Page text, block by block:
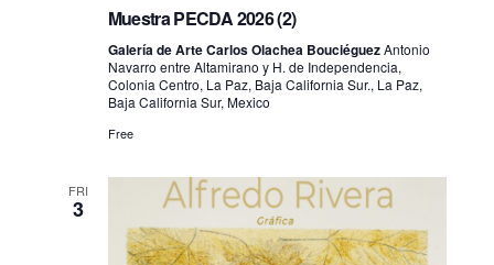
Muestra PECDA 2026 (2)
Galería de Arte Carlos Olachea BouciéguezAntonio
Navarro entre Altamirano y H. de Independencia,
Colonia Centro, La Paz, Baja California Sur., La Paz,
Baja California Sur, Mexico
Free
FRI
3